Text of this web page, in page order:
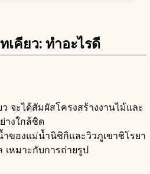
เคียว: ทำอะไรดี
จะได้สัมผัสโครงสร้างงานไม้และ
างใกล้ชิด
ของแม่น้ำนิชิกิและวิวภูเขาชิโรยา
เหมาะกับการถ่ายรูป